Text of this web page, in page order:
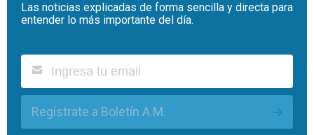
Las noticias explicadas de forma sencilla y directa para
entender lo más importante del día.
Regístrate a Boletín A.M.